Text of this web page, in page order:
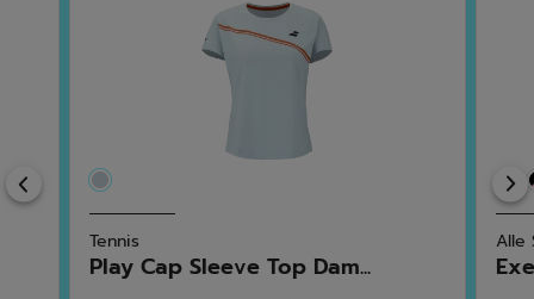
Previous
Tennis
Play Cap Sleeve Top Dam...
Alle